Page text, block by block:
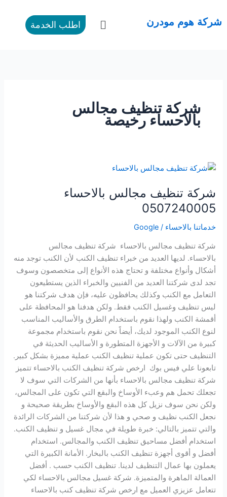
شركة هوم مودرن القائمة اطلب الخدمة
شركة تنظيف مجالس
بالاحساء رخيصة
شركة تنظيف مجالس بالاحساء
0507240005
خدماتنا بالاحساء/
Google
شركة تنظيف مجالس بالاحساء شركة تنظيف مجالس
بالاحساء. لديها العديد من خبراء تنظيف الكنب لأن الكنب توجد منه
أشكال وأنواع مختلفة و تحتاج هذه الأنواع إلى متخصصون وسوف
تجد لدى شركتنا العديد من الفنيين والخبراء الذين يستطيعون
التعامل مع الكنب وكذلك يحافظون عليه، فإن هدف شركتنا هو
ليس تنظيف وغسيل الكنب فقط. ولكن هدفنا هو المحافظة على
أقمشة الكنب ولهذا نقوم باستخدام الطرق والأساليب المناسب
لنوع الكنب الموجود لديك، أيضاً نحن نقوم باستخدام مجموعة
كبيرة من الآلات و الأجهزة المتطورة و الأساليب الحديثة في
التنظيف حتى تكون عملية تنظيف الكنب عملية مميزة بشكل كبير.
تابعونا علي فيس بوك ارخص شركة تنظيف الكنب بالاحساء تتميز
شركة تنظيف مجالس بالاحساء بأنها من الشركات التي سوف لا
تجعلك تحمل هم وعبء الأوساخ والبقع التي تكون على المجالس،
ولكن نحن سوف نزيل كل هذه البقع والأوساخ بطريقة صحيحة و
نجعل الكنب نظيف و صحي و هذا لأن شركتنا من الشركات الرائدة
والتي تتميز بالتالي: خبرة طويلة في مجال غسيل و تنظيف الكنب.
استخدام أفضل مساحيق تنظيف الكنب والمجالس. استخدام
أفضل و أقوى أجهزة تنظيف الكنب بالبخار. الأمانة الكبيرة التي
يعملون بها عمال التنظيف لدينا. تنظيف الكنب حسب . أفضل
العمالة الماهرة والمتميزة. شركة غسيل مجالس بالاحساء لكي
تتعامل عزيزي العميل مع ارخص شركة تنظيف كنب بالاحساء
شركة
مجالس
بالاحساء
0507240005